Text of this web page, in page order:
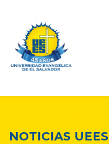
NOTICIAS UEES